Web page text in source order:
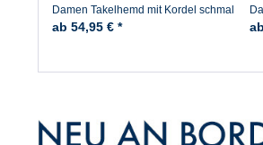
Damen Takelhemd mit Kordel schmal
gestreift Fischerhemd
ab 54,95 € *